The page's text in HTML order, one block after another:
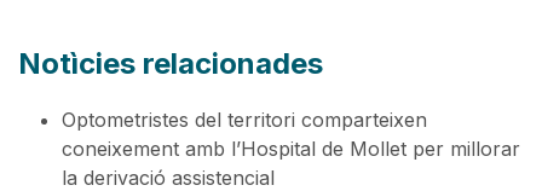
Notìcies relacionades
Optometristes del territori comparteixen
coneixement amb l’Hospital de Mollet per millorar
la derivació assistencial